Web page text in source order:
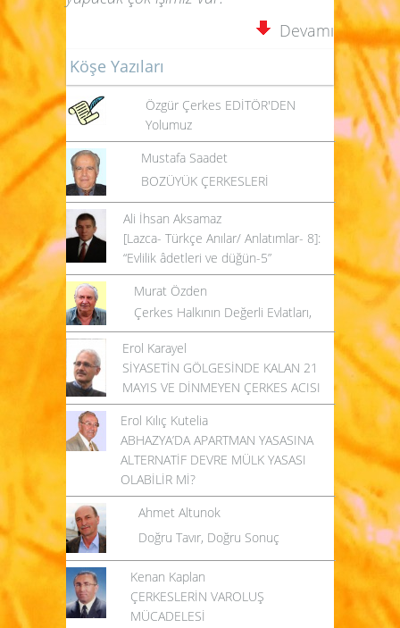
Devamı
Köşe Yazıları
Özgür Çerkes EDİTÖR'DEN
Yolumuz
Mustafa Saadet
BOZÜYÜK ÇERKESLERİ
Ali İhsan Aksamaz
[Lazca- Türkçe Anılar/ Anlatımlar- 8]:
“Evlilik âdetleri ve düğün-5”
Murat Özden
Çerkes Halkının Değerli Evlatları,
Erol Karayel
SİYASETİN GÖLGESİNDE KALAN 21
MAYIS VE DİNMEYEN ÇERKES ACISI
Erol Kılıç Kutelia
ABHAZYA’DA APARTMAN YASASINA
ALTERNATİF DEVRE MÜLK YASASI
OLABİLİR Mİ?
Ahmet Altunok
Doğru Tavır, Doğru Sonuç
Kenan Kaplan
ÇERKESLERİN VAROLUŞ
MÜCADELESİ